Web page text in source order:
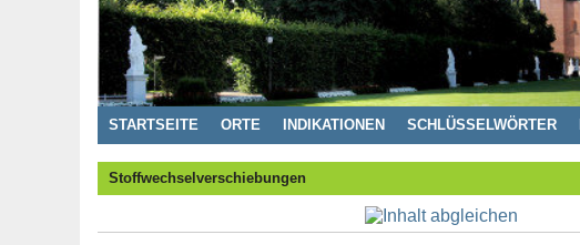
STARTSEITE ORTE INDIKATIONEN SCHLÜSSELWÖRTER
Stoffwechselverschiebungen